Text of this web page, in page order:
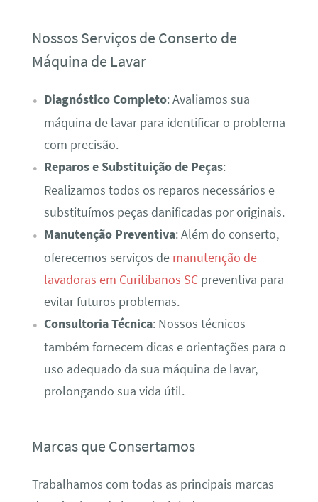
Nossos Serviços de Conserto de
Máquina de Lavar
Diagnóstico Completo: Avaliamos sua
máquina de lavar para identificar o problema
com precisão.
Reparos e Substituição de Peças:
Realizamos todos os reparos necessários e
substituímos peças danificadas por originais.
Manutenção Preventiva: Além do conserto,
oferecemos serviços de manutenção de
lavadoras em Curitibanos SCpreventiva para
evitar futuros problemas.
Consultoria Técnica: Nossos técnicos
também fornecem dicas e orientações para o
uso adequado da sua máquina de lavar,
prolongando sua vida útil.
Marcas que Consertamos
Trabalhamos com todas as principais marcas